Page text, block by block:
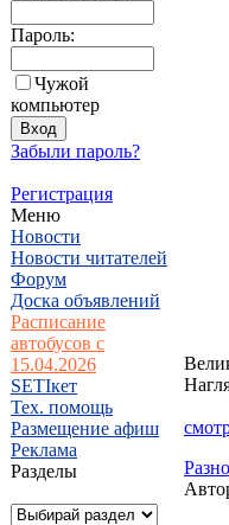
Пароль:
Чужой
компьютер
Забыли пароль?
Регистрация
Меню
Новости
Новости читателей
Форум
Доска объявлений
Расписание
автобусов с
15.04.2026
SETIкет
Тех. помощь
Размещение афиш
Реклама
Разделы